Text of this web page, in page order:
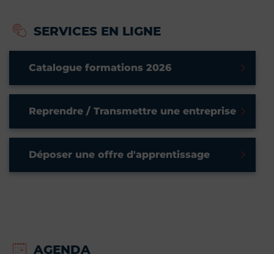
SERVICES EN LIGNE
Catalogue formations 2026
Reprendre / Transmettre une entreprise
Déposer une offre d'apprentissage
AGENDA